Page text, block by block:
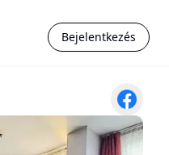
Bejelentkezés